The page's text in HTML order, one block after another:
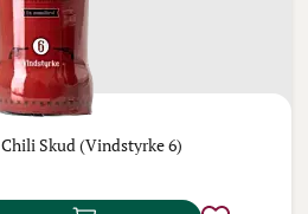
Chili Skud (Vindstyrke 6)